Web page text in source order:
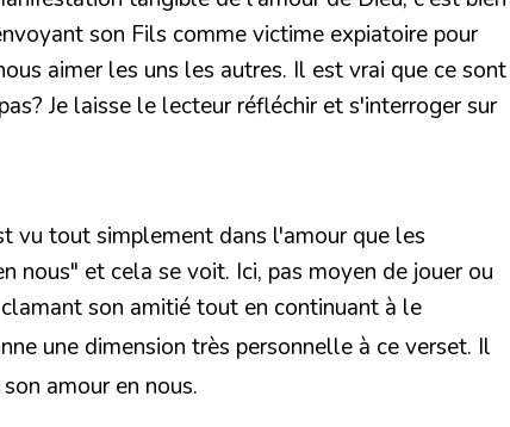
son Fils comme victime expiatoire pour
aimer les uns les autres. Il est vrai que ce sont
Je laisse le lecteur réfléchir et s'interroger sur
vu tout simplement dans l'amour que les
nous" et cela se voit. Ici, pas moyen de jouer ou
son amitié tout en continuant à le
une dimension très personnelle à ce verset. Il
amour en nous.